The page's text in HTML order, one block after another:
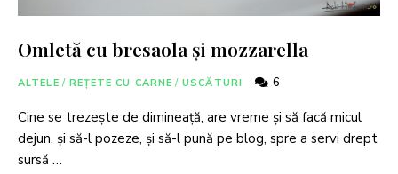
Omletă cu bresaola și mozzarella
ALTELE / REȚETE CU CARNE / USCĂTURI 6
Cine se trezește de dimineață, are vreme și să facă micul
dejun, și să-l pozeze, și să-l pună pe blog, spre a servi drept
sursă …